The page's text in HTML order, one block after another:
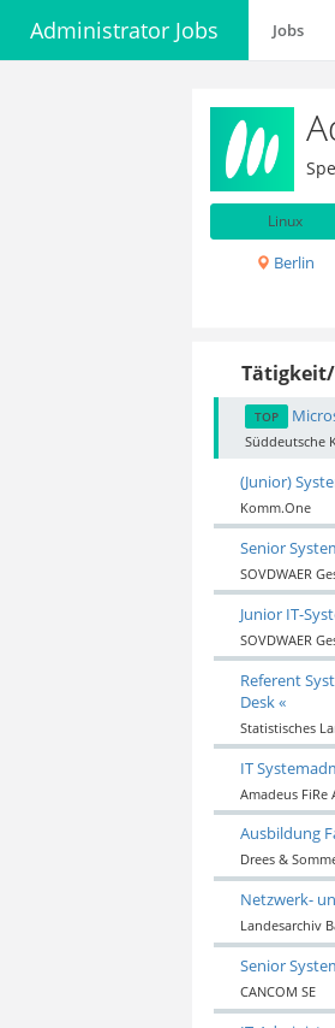
Administrator Jobs Jobs
Linux
Berlin
TOP
Süddeutsche
(Junior)
Komm.One
Senior
SOVDWAER
Junior IT-
SOVDWAER
Referent
Desk «
Statistisches
IT
Amadeus FiRe
Ausbildung
Drees &
Netzwerk-
Landesarchiv
Senior
CANCOM SE